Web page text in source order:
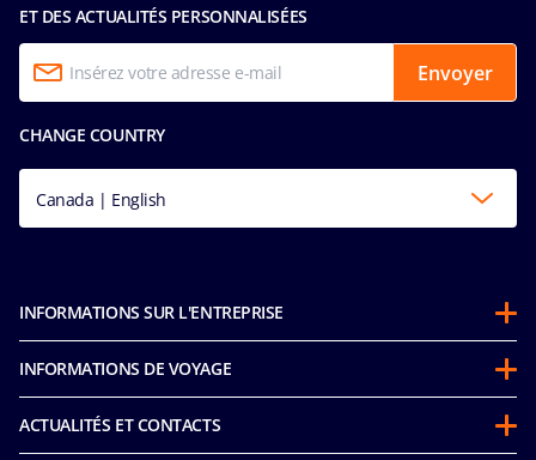
ET DES ACTUALITÉS PERSONNALISÉES
Envoyer
CHANGE COUNTRY
Canada | English
INFORMATIONS SUR L'ENTREPRISE
Partenariats
À propos de MSC
Développement durable
INFORMATIONS DE VOYAGE
Avant votre croisière
FAQ
ACTUALITÉS ET CONTACTS